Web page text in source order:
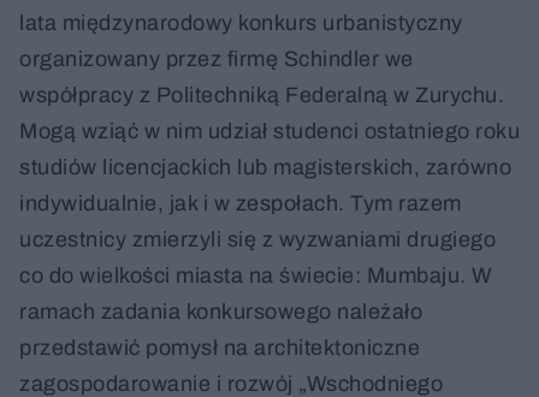
lata międzynarodowy konkurs urbanistyczny
organizowany przez firmę Schindler we
współpracy z Politechniką Federalną w Zurychu.
Mogą wziąć w nim udział studenci ostatniego roku
studiów licencjackich lub magisterskich, zarówno
indywidualnie, jak i w zespołach. Tym razem
uczestnicy zmierzyli się z wyzwaniami drugiego
co do wielkości miasta na świecie: Mumbaju. W
ramach zadania konkursowego należało
przedstawić pomysł na architektoniczne
zagospodarowanie i rozwój „Wschodniego